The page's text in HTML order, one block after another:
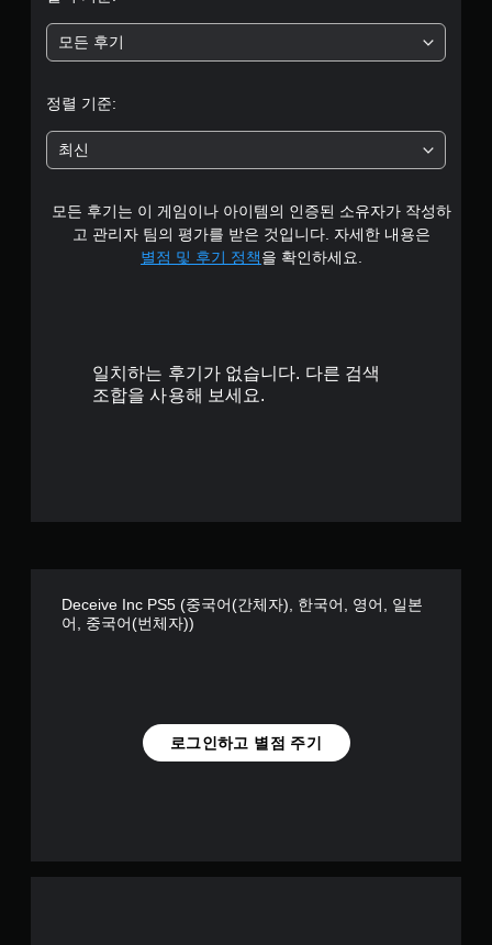
개
별
평
균
3
모든 후기
정렬 기준:
최신
모든 후기는 이 게임이나 아이템의 인증된 소유자가 작성하
고 관리자 팀의 평가를 받은 것입니다. 자세한 내용은
별점 및 후기 정책을 확인하세요.
일치하는 후기가 없습니다. 다른 검색
조합을 사용해 보세요.
Deceive Inc PS5 (중국어(간체자), 한국어, 영어, 일본
어, 중국어(번체자))
로그인하고 별점 주기